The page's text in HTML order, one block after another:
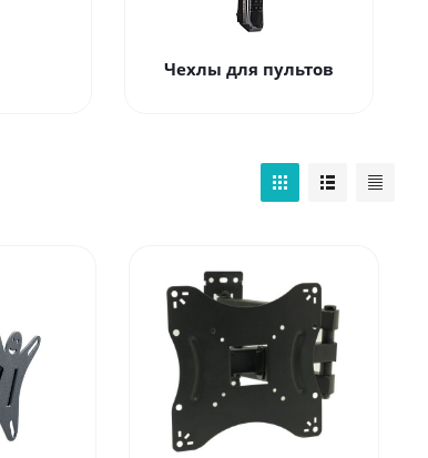
Чехлы для пультов